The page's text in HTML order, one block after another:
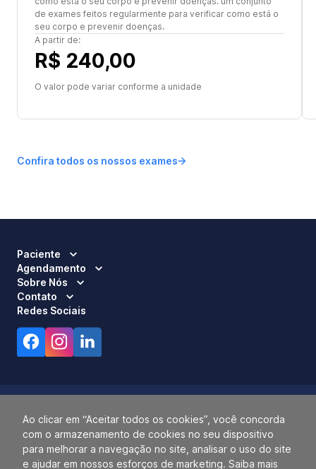
Ao clicar em “Aceitar todos os cookies”, você concorda
com o armazenamento de cookies no seu dispositivo
para melhorar a navegação no site, analisar o uso do site
e ajudar em nossos esforços de marketing. Saiba mais
de exames feitos regularmente para verificar como está o
seu corpo e prevenir doenças.
A partir de:
R$ 240,00
O valor pode variar conforme a unidade
Confira todos os nossos exames
Paciente
Agendamento
Sobre Nós
Contato
Redes Sociais
Responsável Técnico:
Dra. Luci Mara Barbiero – CRM 120.433/SP
2026 ALLIANÇA. TODOS OS DIREITOS RESERVADOS.
14.055.768/0001-77.